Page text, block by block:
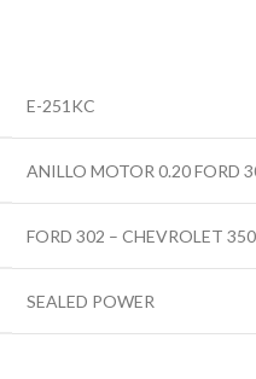
E-251KC
ANILLO MOTOR 0.20 FORD
FORD 302 – CHEVROLET 350
SEALED POWER